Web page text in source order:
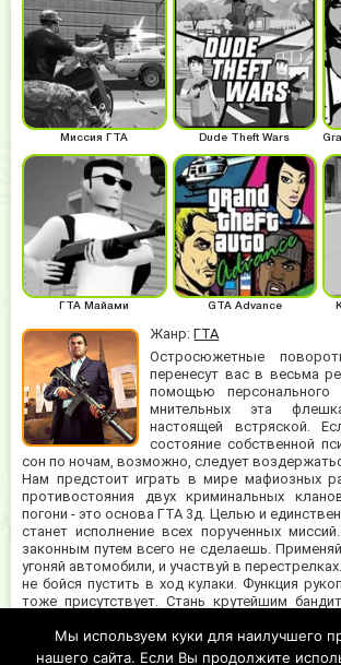
Жанр:ГТА
Остросюжетные
перенесут вас в весьма
помощью
мнительных эта
настоящей встряской.
состояние собственной
сон по ночам, возможно, следует
Нам предстоит играть в мире мафиозных
противостояния двух криминальных
погони - это основа ГТА 3д. Целью и
станет исполнение всех порученных
законным путем всего не сделаешь.
угоняй автомобили, и участвуй в
не бойся пустить в ход кулаки. Функция
тоже присутствует. Стань крутейшим
главарей банды, то выполняй поручения
твои миссии станут сложнее и заметно
Миссия ГТА Dude Theft Wars
ГТА Майами GTA Advance
Мы используем куки для наилучшего
нашего сайта. Если Вы продолжите